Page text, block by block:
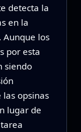
detecta la
en la
Aunque los
por esta
siendo
opsinas
lugar de